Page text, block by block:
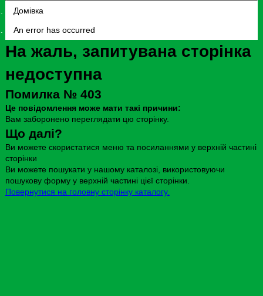
Домівка
An error has occurred
На жаль, запитувана сторінка
недоступна
Помилка № 403
Це повідомлення може мати такі причини:
Вам заборонено переглядати цю сторінку.
Що далі?
Ви можете скористатися меню та посиланнями у верхній частині
сторінки
Ви можете пошукати у нашому каталозі, використовуючи
пошукову форму у верхній частині цієї сторінки.
Повернутися на головну сторінку каталогу.